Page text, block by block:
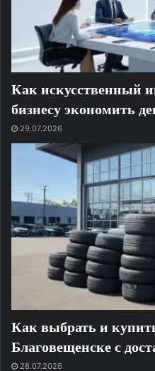
Как искусственный
бизнесу экономить
29.07.2026
Как выбрать и
Благовещенске с
28.07.2026